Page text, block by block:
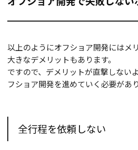
以上のようにオフショア開発にはメ
大きなデメリットもあります。
ですので、デメリットが直撃しない
フショア開発を進めていく必要があり
全行程を依頼しない